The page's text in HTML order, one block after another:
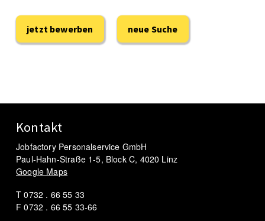
jetzt bewerben neue Suche
Kontakt
Jobfactory Personalservice GmbH
Paul-Hahn-Straße 1-5, Block C, 4020 Linz
Google Maps
T 0732 . 66 55 33
F 0732 . 66 55 33-66